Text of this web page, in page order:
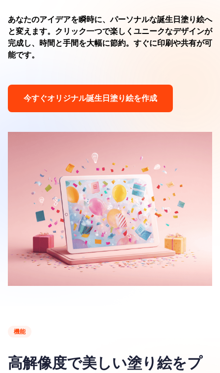
あなたのアイデアを瞬時に、パーソナルな誕生日塗り絵へ
と変えます。クリック一つで楽しくユニークなデザインが
完成し、時間と手間を大幅に節約。すぐに印刷や共有が可
能です。
今すぐオリジナル誕生日塗り絵を作成
機能
高解像度で美しい塗り絵をプ